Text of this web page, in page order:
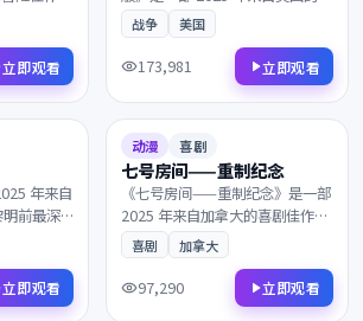
父子在
面质感
浸而难
立即观看
争佳作。风雪覆盖了北纬零度的
边境，一个普通人意外卷入了跨
国阴谋的中心。叙事节奏张弛有
度，演员表演收放自如，影迷不
容错过。
战争 美国
173,981 立即观看
年来自
前最深
通向意
细腻动
，影迷
立即观看
7.6
动漫 喜剧
七号房间——重制纪念
《七号房间——重制纪念》是一部
2025 年来自加拿大的喜剧佳作。
当真相只剩一线之隔，一群孤独
的旅人在终点的小酒馆相遇。叙
事节奏张弛有度，演员表演收放
自如，影迷不容错过。
喜剧 加拿大
97,290 立即观看